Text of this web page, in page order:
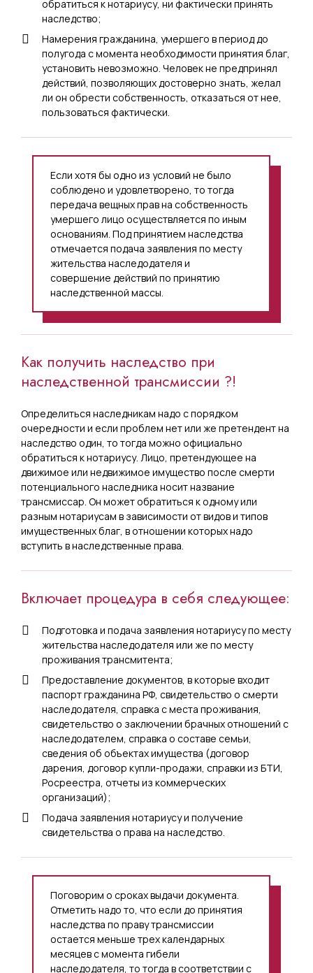
обратиться к нотариусу, ни фактически принять
наследство;
Намерения гражданина, умершего в период до
полугода с момента необходимости принятия благ,
установить невозможно. Человек не предпринял
действий, позволяющих достоверно знать, желал
ли он обрести собственность, отказаться от нее,
пользоваться фактически.
Если хотя бы одно из условий не было
соблюдено и удовлетворено, то тогда
передача вещных прав на собственность
умершего лицо осуществляется по иным
основаниям. Под принятием наследства
отмечается подача заявления по месту
жительства наследодателя и
совершение действий по принятию
наследственной массы.
Как получить наследство при
наследственной трансмиссии ?!
Определиться наследникам надо с порядком
очередности и если проблем нет или же претендент на
наследство один, то тогда можно официально
обратиться к нотариусу. Лицо, претендующее на
движимое или недвижимое имущество после смерти
потенциального наследника носит название
трансмиссар. Он может обратиться к одному или
разным нотариусам в зависимости от видов и типов
имущественных благ, в отношении которых надо
вступить в наследственные права.
Включает процедура в себя следующее:
Подготовка и подача заявления нотариусу по месту
жительства наследодателя или же по месту
проживания трансмитента;
Предоставление документов, в которые входит
паспорт гражданина РФ, свидетельство о смерти
наследодателя, справка с места проживания,
свидетельство о заключении брачных отношений с
наследодателем, справка о составе семьи,
сведения об объектах имущества (договор
дарения, договор купли-продажи, справки из БТИ,
Росреестра, отчеты из коммерческих
организаций);
Подача заявления нотариусу и получение
свидетельства о права на наследство.
Поговорим о сроках выдачи документа.
Отметить надо то, что если до принятия
наследства по праву трансмиссии
остается меньше трех календарных
месяцев с момента гибели
наследодателя, то тогда в соответствии с